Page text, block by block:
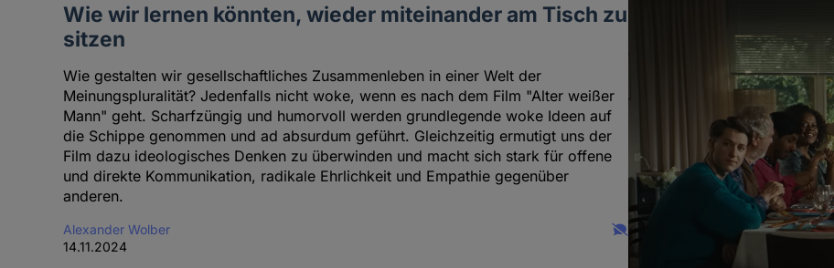
Wie wir lernen könnten, wieder miteinander am Tisch zu
sitzen
Wie gestalten wir gesellschaftliches Zusammenleben in einer Welt der
Meinungspluralität? Jedenfalls nicht woke, wenn es nach dem Film "Alter weißer
Mann" geht. Scharfzüngig und humorvoll werden grundlegende woke Ideen auf
die Schippe genommen und ad absurdum geführt. Gleichzeitig ermutigt uns der
Film dazu ideologisches Denken zu überwinden und macht sich stark für offene
und direkte Kommunikation, radikale Ehrlichkeit und Empathie gegenüber
anderen.
Alexander Wolber
14.11.2024